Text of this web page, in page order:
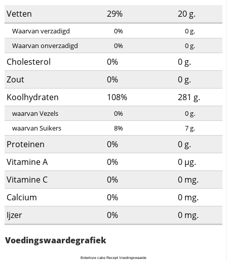
Vetten 29% 20g.
Waarvan verzadigd 0% 0g.
Waarvan onverzadigd
0% 0g.
Cholesterol 0% 0g.
Zout
0% 0g.
Koolhydraten
108% 281 g.
waarvan Vezels 0% 0g.
waarvan Suikers
8% 7g.
Proteinen 0% 0g.
Vitamine A
0% 0 µg.
Vitamine C
0% 0 mg.
Calcium
0% 0 mg.
Ijzer
0% 0 mg.
Voedingswaardegrafiek